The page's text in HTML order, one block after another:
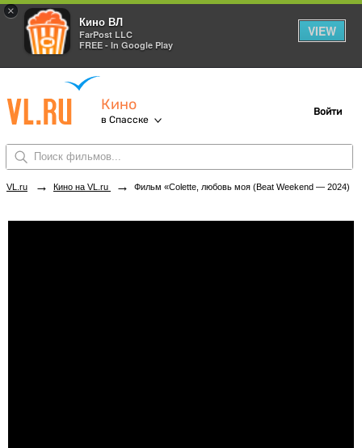
×
Кино ВЛ
FarPost LLC
FREE - In Google Play
VIEW
Кино
в Спасске
Войти
VL.ru → Кино на VL.ru → Фильм «Colette, любовь моя (Beat Weekend — 2024)» в кинотеатрах Спасска. Купить билеты!